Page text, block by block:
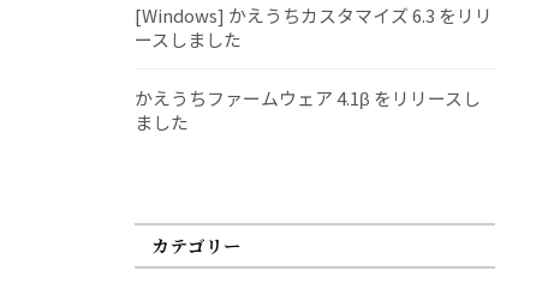
[Windows] かえうちカスタマイズ 6.3 をリリ
ースしました
かえうちファームウェア 4.1β をリリースし
ました
カテゴリー